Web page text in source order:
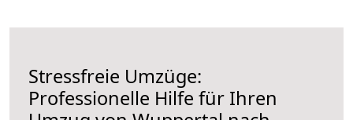
Stressfreie Umzüge:
Professionelle Hilfe für Ihren